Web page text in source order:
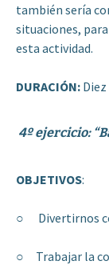
también sería
situaciones,
esta actividad.
DURACIÓN:
4º ejercicio:
OBJETIVOS:
○ Divertirnos
○ Trabajar la